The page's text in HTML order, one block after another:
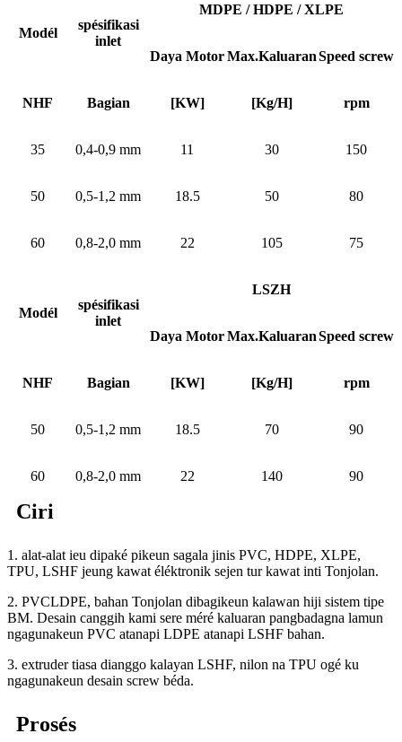
Modél
spésifikasi
inlet
MDPE / HDPE / XLPE
Daya MotorMax.KaluaranSpeed ​​screw
NHF Bagian [KW] [Kg/H] rpm
35 0,4-0,9 mm 11 30 150
50 0,5-1,2 mm 18.5 50 80
60 0,8-2,0 mm 22 105 75
Modél
spésifikasi
inlet
LSZH
Daya MotorMax.KaluaranSpeed ​​screw
NHF Bagian [KW] [Kg/H] rpm
50 0,5-1,2 mm 18.5 70 90
60 0,8-2,0 mm 22 140 90
Ciri
1. alat-alat ieu dipaké pikeun sagala jinis PVC, HDPE, XLPE,
TPU, LSHF jeung kawat éléktronik sejen tur kawat inti Tonjolan.
2. PVCLDPE, bahan Tonjolan dibagikeun kalawan hiji sistem tipe
BM. Desain canggih kami sere méré kaluaran pangbadagna lamun
ngagunakeun PVC atanapi LDPE atanapi LSHF bahan.
3. extruder tiasa dianggo kalayan LSHF, nilon na TPU ogé ku
ngagunakeun desain screw béda.
Prosés